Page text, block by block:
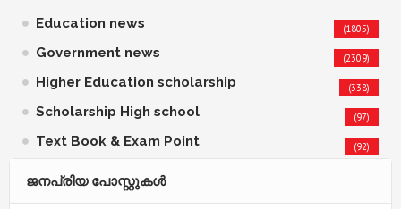
Education news (1805)
Government news (2309)
Higher Education scholarship (338)
Scholarship High school (97)
Text Book & Exam Point (92)
ജനപ്രിയ പോസ്റ്റുകള്‍‌